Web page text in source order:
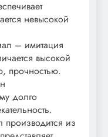
невысокой
– имитация
высокой
прочностью.
долго
производится из